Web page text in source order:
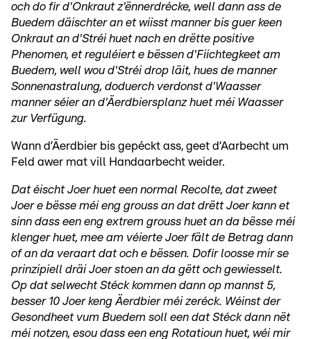
och do fir d'Onkraut z'ënnerdrécke, well dann ass de
Buedem däischter an et wiisst manner bis guer keen
Onkraut an d'Stréi huet nach en drëtte positive
Phenomen, et reguléiert e bëssen d'Fiichtegkeet am
Buedem, well wou d'Stréi drop läit, hues de manner
Sonnenastralung, doduerch verdonst d'Waasser
manner séier an d'Äerdbiersplanz huet méi Waasser
zur Verfügung.
Wann d’Äerdbier bis gepéckt ass, geet d’Aarbecht um
Feld awer mat vill Handaarbecht weider.
Dat éischt Joer huet een normal Recolte, dat zweet
Joer e bësse méi eng grouss an dat drëtt Joer kann et
sinn dass een eng extrem grouss huet an da bësse méi
klenger huet, mee am véierte Joer fält de Betrag dann
of an da veraart dat och e bëssen. Dofir loosse mir se
prinzipiell dräi Joer stoen an da gëtt och gewiesselt.
Op dat selwecht Stéck kommen dann op mannst 5,
besser 10 Joer keng Äerdbier méi zeréck. Wéinst der
Gesondheet vum Buedem soll een dat Stéck dann nët
méi notzen, esou dass een eng Rotatioun huet, wéi mir